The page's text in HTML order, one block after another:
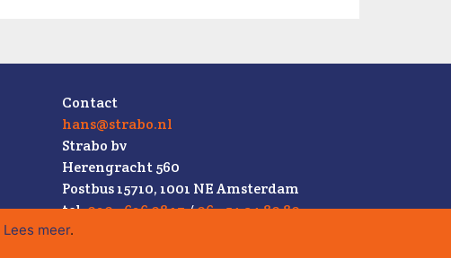
Contact
hans@strabo.nl
Strabo bv
Herengracht 560
Postbus 15710, 1001 NE Amsterdam
tel.020 - 626 08 17/06 - 54 34 80 80
Lees meer.